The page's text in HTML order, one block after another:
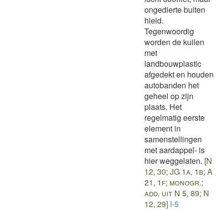
ongedierte buiten
hield.
Tegenwoordig
worden de kuilen
met
landbouwplastic
afgedekt en houden
autobanden het
geheel op zijn
plaats. Het
regelmatig eerste
element in
samenstellingen
met aardappel- is
hier weggelaten. [N
12, 30; JG 1a, 1b; A
21, 1f; monogr.;
add. uit N 5, 89; N
12, 29] I-5